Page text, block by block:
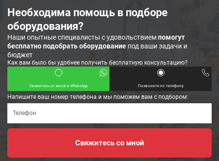
Необходима помощь в подборе
оборудования?
Наши опытные специалисты с удовольствиемпомогут
бесплатно подобрать оборудование под ваши задачи и
бюджет
Как вам было бы удобнее получить бесплатную консультацию?
Свяжитесь со мной в WhatsApp Позвоните по телефону
Напишите ваш номер телефона и мы поможем вам с подбором: